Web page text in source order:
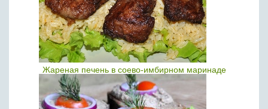
Жареная печень в соево-имбирном маринаде